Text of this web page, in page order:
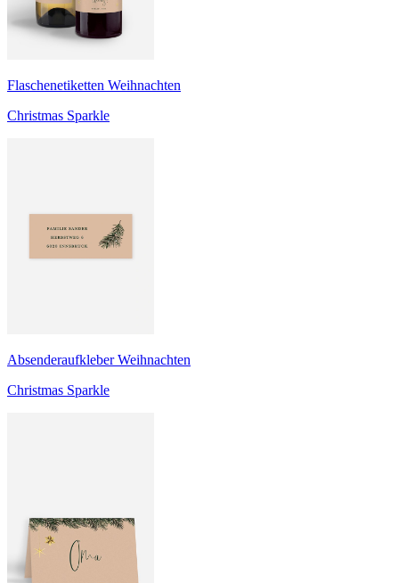
Flaschenetiketten Weihnachten
Christmas Sparkle
Absenderaufkleber Weihnachten
Christmas Sparkle